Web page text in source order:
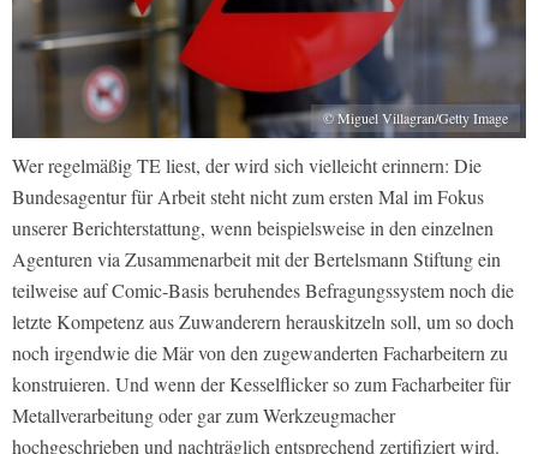
© Miguel Villagran/Getty Image
Wer regelmäßig TE liest, der wird sich vielleicht erinnern: Die
Bundesagentur für Arbeit steht nicht zum ersten Mal im Fokus
unserer Berichterstattung, wenn beispielsweise in den einzelnen
Agenturen via Zusammenarbeit mit der Bertelsmann Stiftung ein
teilweise auf Comic-Basis beruhendes Befragungssystem noch die
letzte Kompetenz aus Zuwanderern herauskitzeln soll, um so doch
noch irgendwie die Mär von den zugewanderten Facharbeitern zu
konstruieren. Und wenn der Kesselflicker so zum Facharbeiter für
Metallverarbeitung oder gar zum Werkzeugmacher
hochgeschrieben und nachträglich entsprechend zertifiziert wird.